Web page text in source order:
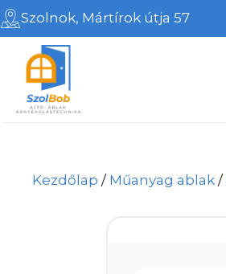
Kilépés
a
tartalomba
Szolnok, Mártírok útja 57
Kezdőlap / Műanyag ablak /